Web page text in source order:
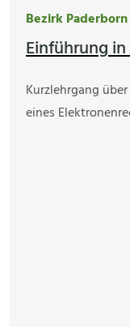
Bezirk Paderborn
Einführung
Kurzlehrgang
eines